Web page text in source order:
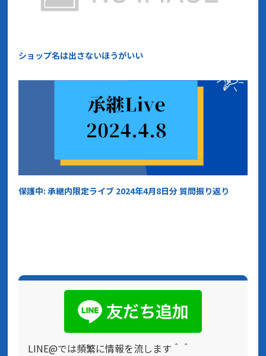
ショップ名は出さないほうがいい
保護中: 承継内限定ライブ 2024年4月8日分 質問振り返り
LINE@では頻繁に情報を流します＾＾